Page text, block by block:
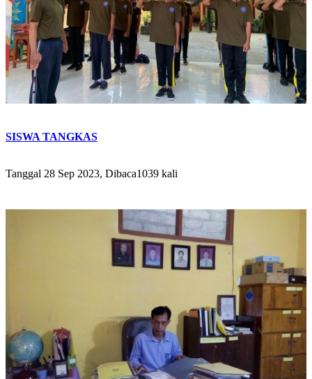
SISWA TANGKAS
Tanggal 28 Sep 2023, Dibaca1039 kali